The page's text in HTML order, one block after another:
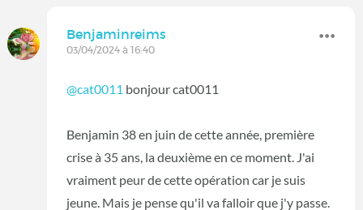
Benjaminreims
03/04/2024 à 16:40
@cat0011 bonjour cat0011
Benjamin 38 en juin de cette année, première
crise à 35 ans, la deuxième en ce moment. J'ai
vraiment peur de cette opération car je suis
jeune. Mais je pense qu'il va falloir que j'y passe.